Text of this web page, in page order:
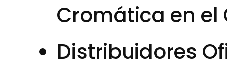
Cromática en
Distribuidores